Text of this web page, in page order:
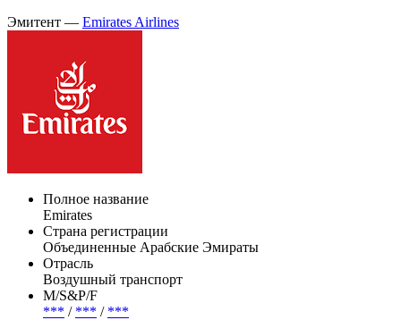
Эмитент — Emirates Airlines
Полное название
Emirates
Страна регистрации
Объединенные Арабские Эмираты
Отрасль
Воздушный транспорт
М/S&P/F
*** / *** / ***